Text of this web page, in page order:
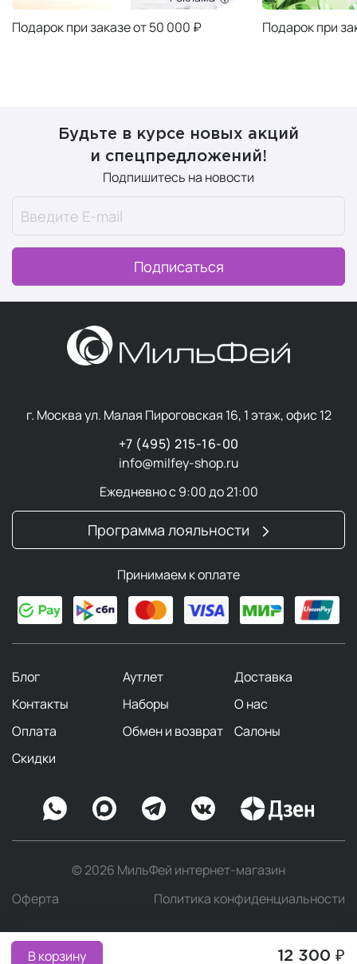
В корзину 12 300 ₽
Подарок при заказе от 50 000 ₽ Подарок при
Будьте в курсе новых акций
и спецпредложений!
Подпишитесь на новости
Подписаться
г. Москва ул. Малая Пироговская 16, 1 этаж, офис 12
+7 (495) 215-16-00
info@milfey-shop.ru
Ежедневно с 9:00 до 21:00
Программа лояльности
Принимаем к оплате
Блог Аутлет
Доставка
Контакты
Наборы
О нас
Оплата
Обмен и возврат
Салоны
Скидки
© 2026 МильФей интернет-магазин
Оферта
Политика конфиденциальности